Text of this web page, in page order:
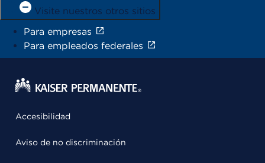
Visite nuestros otros sitios
Para empresas
Para empleados federales
Accesibilidad
Aviso de no discriminación